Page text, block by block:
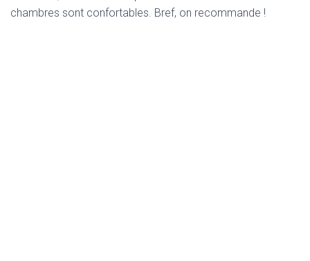
chambres sont confortables. Bref, on recommande !